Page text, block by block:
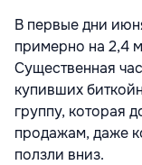
В первые дни
примерно на 2,4
Существенная
купивших
группу, которая
продажам, даже
ползли вниз.